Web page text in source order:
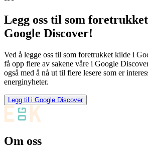
Legg oss til som
Google Discover!
Ved å legge oss til som foretrukket kilde i
få opp flere av sakene våre i Google
også med å nå ut til flere lesere som er
energinyheter.
Legg til i Google Discover
Om oss